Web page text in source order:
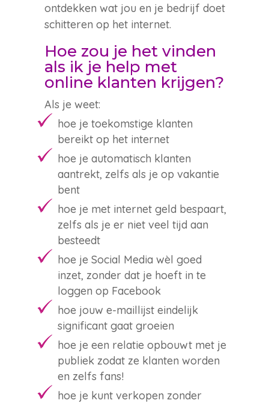
ontdekken wat jou en je bedrijf doet
schitteren op het internet.
Hoe zou je het vinden
als ik je help met
online klanten krijgen?
Als je weet:
hoe je toekomstige klanten
bereikt op het internet
hoe je automatisch klanten
aantrekt, zelfs als je op vakantie
bent
hoe je met internet geld bespaart,
zelfs als je er niet veel tijd aan
besteedt
hoe je Social Media wèl goed
inzet, zonder dat je hoeft in te
loggen op Facebook
hoe jouw e-maillijst eindelijk
significant gaat groeien
hoe je een relatie opbouwt met je
publiek zodat ze klanten worden
en zelfs fans!
hoe je kunt verkopen zonder